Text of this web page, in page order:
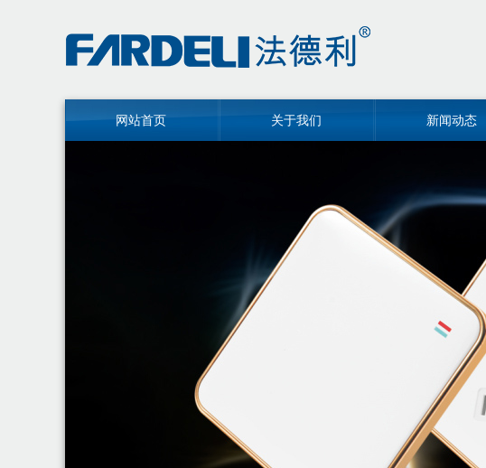
网站首页 关于我们 新闻动态